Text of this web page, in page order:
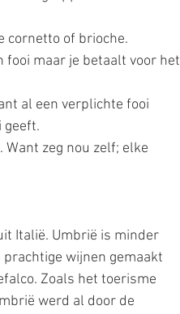
cornetto of brioche.
fooi maar je betaalt voor het
al een verplichte fooi
geeft.
Want zeg nou zelf; elke
Italië. Umbrië is minder
wijnen gemaakt
Zoals het toerisme
werd al door de